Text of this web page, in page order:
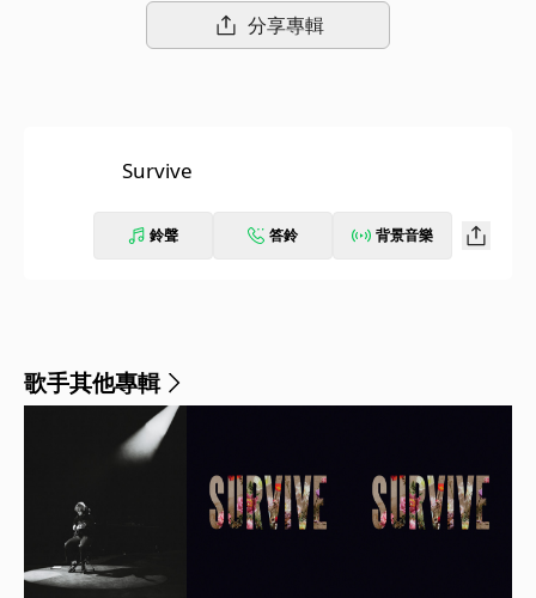
分享專輯
Survive
鈴聲 答鈴 背景音樂
歌手其他專輯